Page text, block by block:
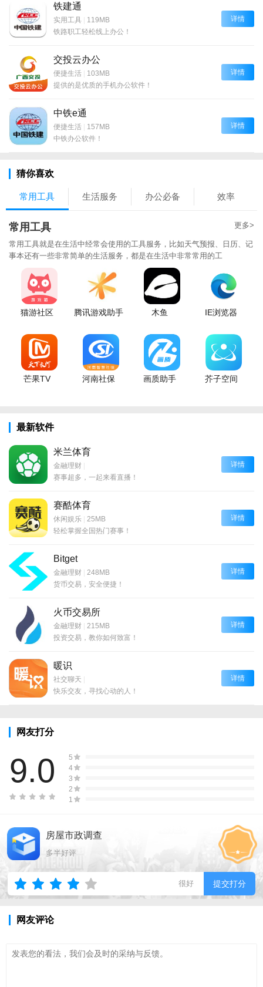
铁建通
实用工具 | 119MB
铁路职工轻松线上办公！
详情
交投云办公
便捷生活 | 103MB
提供的是优质的手机办公软件！
详情
中铁e通
便捷生活 | 157MB
中铁办公软件！
详情
猜你喜欢
常用工具 生活服务 办公必备 效率
常用工具 更多>
常用工具就是在生活中经常会使用的工具服务，比如天气预报、日历、记
事本还有一些非常简单的生活服务，都是在生活中非常常用的工
猫游社区 腾讯游戏助手 木鱼 IE浏览器
芒果TV 河南社保 画质助手 芥子空间
最新软件
米兰体育
金融理财 |
赛事超多，一起来看直播！
详情
赛酷体育
休闲娱乐 | 25MB
轻松掌握全国热门赛事！
详情
Bitget
金融理财 | 248MB
货币交易，安全便捷！
详情
火币交易所
金融理财 | 215MB
投资交易，教你如何致富！
详情
暖识
社交聊天 |
快乐交友，寻找心动的人！
详情
网友打分
9.0
5
4
3
2
1
房屋市政调查
多半好评
很好 提交打分
网友评论